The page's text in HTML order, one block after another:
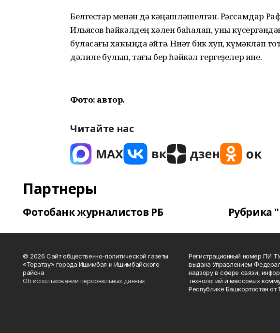
Белгестәр менән дә кәңәшләшелгән. Рәссамдар
Ильясов һәйкәлдең хәлен баһалап, уны
буласағы хаҡында әйтә. Ниәт бик хуп, күмәкләп
дәлиле булып, тағы бер һәйкәл тергеҙелер ине.
Фото: автор.
Читайте нас
Партнеры
Фотобанк журналистов РБ Рубрика
© 2026 Сайт общественно-политической газеты
«Торатау» города Ишимбая и Ишимбайского
района
Об использовании персональных данных
Регистрационный номер ПИ
выдана Управлением
надзору в сфере связи,
технологий и массовых
Республике Башкортостан от